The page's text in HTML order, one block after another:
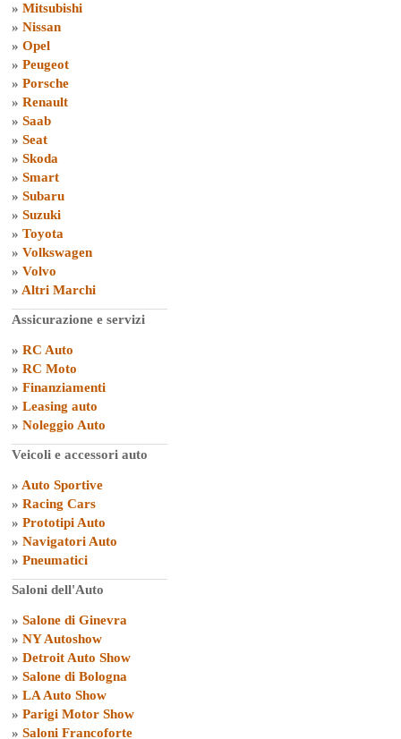
» Mitsubishi
» Nissan
» Opel
» Peugeot
» Porsche
» Renault
» Saab
» Seat
» Skoda
» Smart
» Subaru
» Suzuki
» Toyota
» Volkswagen
» Volvo
» Altri Marchi
Assicurazione e servizi
» RC Auto
» RC Moto
» Finanziamenti
» Leasing auto
» Noleggio Auto
Veicoli e accessori auto
» Auto Sportive
» Racing Cars
» Prototipi Auto
» Navigatori Auto
» Pneumatici
Saloni dell'Auto
» Salone di Ginevra
» NY Autoshow
» Detroit Auto Show
» Salone di Bologna
» LA Auto Show
» Parigi Motor Show
» Saloni Francoforte